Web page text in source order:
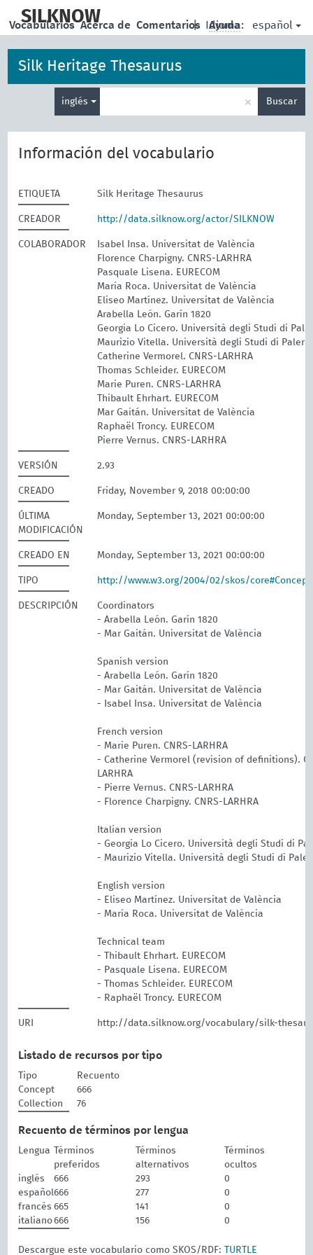
main
SILKNOW | Idioma: español
Vocabularios Acerca de Comentarios Ayuda
Silk Heritage Thesaurus
inglés × Buscar
Información del vocabulario
ETIQUETA Silk Heritage Thesaurus
CREADOR http://data.silknow.org/actor/SILKNOW
COLABORADOR
Isabel Insa. Universitat de València
Florence Charpigny. CNRS-LARHRA
Pasquale Lisena. EURECOM
María Roca. Universitat de València
Eliseo Martínez. Universitat de València
Arabella León. Garín 1820
Georgia Lo Cicero. Università degli Studi di
Maurizio Vitella. Università degli Studi di
Catherine Vermorel. CNRS-LARHRA
Thomas Schleider. EURECOM
Marie Puren. CNRS-LARHRA
Thibault Ehrhart. EURECOM
Mar Gaitán. Universitat de València
Raphaël Troncy. EURECOM
Pierre Vernus. CNRS-LARHRA
VERSIÓN 2.93
CREADO Friday, November 9, 2018 00:00:00
ÚLTIMA
MODIFICACIÓN
Monday, September 13, 2021 00:00:00
CREADO EN Monday, September 13, 2021 00:00:00
TIPO http://www.w3.org/2004/02/skos/
DESCRIPCIÓN
Coordinators
- Arabella León. Garín 1820
- Mar Gaitán. Universitat de València
Spanish version
- Arabella León. Garín 1820
- Mar Gaitán. Universitat de València
- Isabel Insa. Universitat de València
French version
- Marie Puren. CNRS-LARHRA
- Catherine Vermorel (revision of definitions).
LARHRA
- Pierre Vernus. CNRS-LARHRA
- Florence Charpigny. CNRS-LARHRA
Italian version
- Georgia Lo Cicero. Università degli Studi di
- Maurizio Vitella. Università degli Studi di
English version
- Eliseo Martínez. Universitat de València
- María Roca. Universitat de València
Technical team
- Thibault Ehrhart. EURECOM
- Pasquale Lisena. EURECOM
- Thomas Schleider. EURECOM
- Raphaël Troncy. EURECOM
URI http://data.silknow.org/vocabulary/silk-
Listado de recursos por tipo
Tipo
Recuento
Concept
666
Collection
76
Recuento de términos por lengua
Lengua
Términos
preferidos
Términos
alternativos
Términos
ocultos
inglés
666 293
0
español666 277
0
francés 665 141
0
italiano666 156 0
Descargue este vocabulario como SKOS/RDF: TURTLE